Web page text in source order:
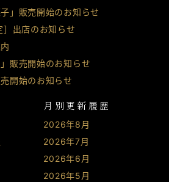
」販売開始のお知らせ
出店のお知らせ
販売開始のお知らせ
開始のお知らせ
月別更新履歴
2026年8月
2026年7月
2026年6月
2026年5月